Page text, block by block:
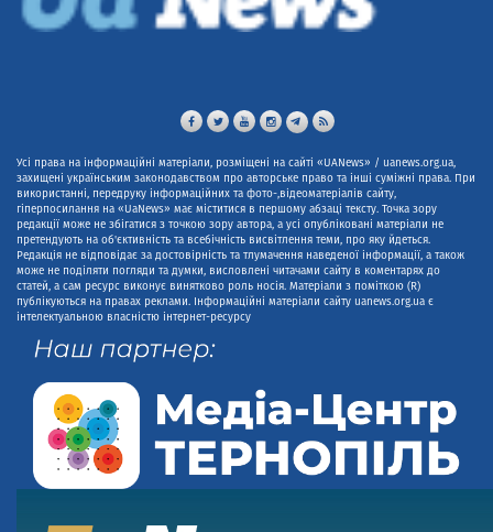
Усі права на інформаційні матеріали, розміщені на сайті «UANews» / uanews.org.ua,
захищені українським законодавством про авторське право та інші суміжні права. При
використанні, передруку інформаційних та фото-,відеоматеріалів сайту,
гіперпосилання на «UaNews» має міститися в першому абзаці тексту. Точка зору
редакції може не збігатися з точкою зору автора, а усі опубліковані матеріали не
претендують на об'єктивність та всебічність висвітлення теми, про яку йдеться.
Редакція не відповідає за достовірність та тлумачення наведеної інформації, а також
може не поділяти погляди та думки, висловлені читачами сайту в коментарях до
статей, а сам ресурс виконує винятково роль носія. Матеріали з поміткою (R)
публікуються на правах реклами. Інформаційні матеріали сайту uanews.org.ua є
інтелектуальною власністю інтернет-ресурсу